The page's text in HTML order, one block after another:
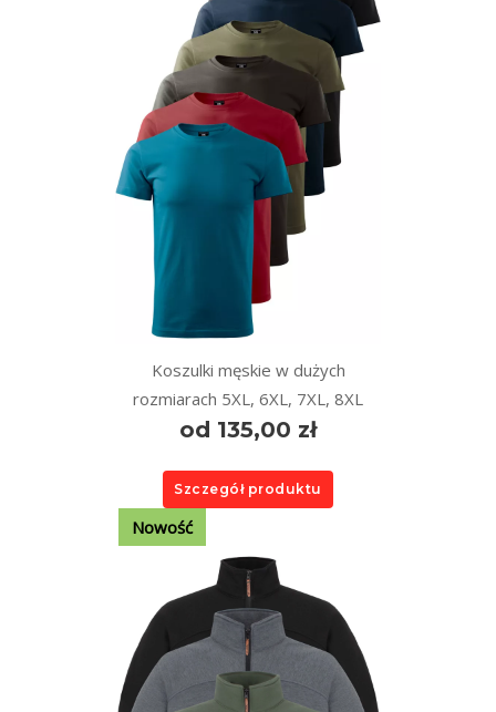
Koszulki męskie w dużych
rozmiarach 5XL, 6XL, 7XL, 8XL
od 135,00 zł
Szczegół produktu
Nowość